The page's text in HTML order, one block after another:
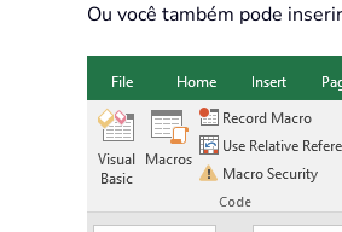
Ou você também pode